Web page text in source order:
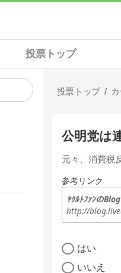
投票トップ
投票トップ
公明党は
元々、消費税
参考リンク
ﾔｸﾙﾄﾌｧﾝのBlog
http://
はい
いいえ